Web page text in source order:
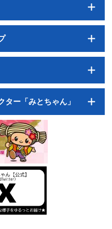
ター「みとちゃん」